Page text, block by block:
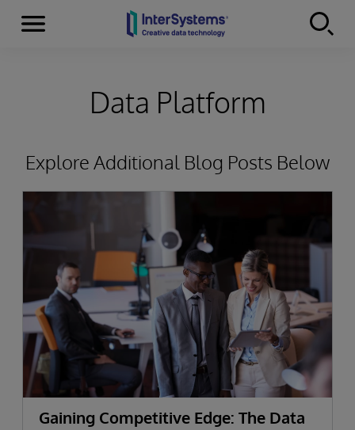
Skip to content
Menu
Data Platform
Explore Additional Blog Posts Below
Gaining Competitive Edge: The Data